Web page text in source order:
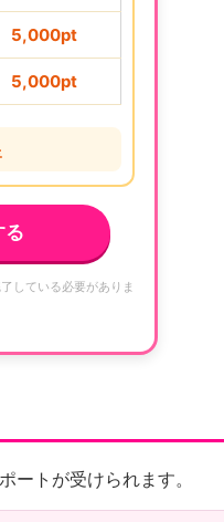
5,000pt
5,000pt
る
している必要がありま
ートが受けられます。